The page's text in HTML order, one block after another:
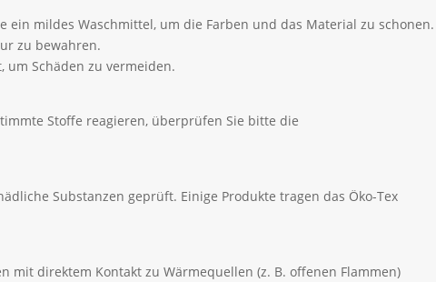
ein mildes Waschmittel, um die Farben und das Material zu schonen.
zu bewahren.
um Schäden zu vermeiden.
Stoffe reagieren, überprüfen Sie bitte die
Substanzen geprüft. Einige Produkte tragen das Öko-Tex
direktem Kontakt zu Wärmequellen (z. B. offenen Flammen)